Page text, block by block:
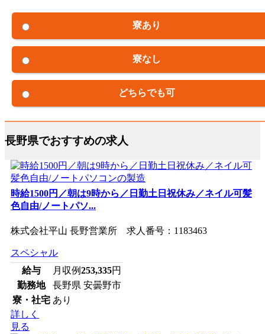
寮あり
寮なし
どちらでも可
長野県でおすすめの求人
時給1500円／朝は9時から／日勤土日祝休み／ネイル可髪
色自由/ノートパソ...
株式会社平山 長野営業所 求人番号：1183463
スペシャル
給与
月収例253,335円
勤務地
長野県 安曇野市
寮・社宅 あり
詳しく
見る